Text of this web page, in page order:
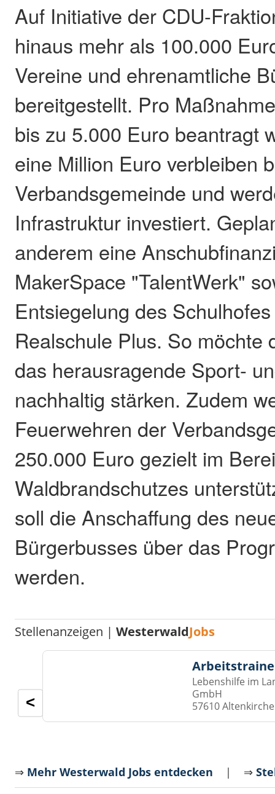
Auf Initiative der CDU-
hinaus mehr als 100.000
Vereine und ehrenamtliche
bereitgestellt. Pro
bis zu 5.000 Euro beantragt
eine Million Euro verbleiben
Verbandsgemeinde und
Infrastruktur investiert.
anderem eine
MakerSpace "TalentWerk"
Entsiegelung des
Realschule Plus. So möchte
das herausragende Sport-
nachhaltig stärken. Zudem
Feuerwehren der
250.000 Euro gezielt im
Waldbrandschutzes
soll die Anschaffung des
Bürgerbusses über das
werden.
Stellenanzeigen |WesterwaldJobs
Lebenshilfe im
GmbH
57610
<
⇒ Mehr Westerwald Jobs entdecken | ⇒